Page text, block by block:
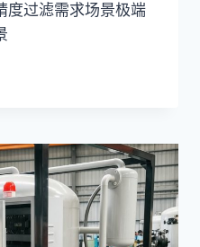
度过滤需求场景极端